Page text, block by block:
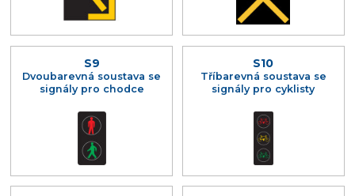
S9
Dvoubarevná soustava se
signály pro chodce
S10
Tříbarevná soustava se
signály pro cyklisty